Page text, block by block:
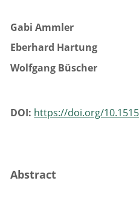
Gabi Ammler
Eberhard Hartung
Wolfgang Büscher
DOI: https://doi.org/
Abstract